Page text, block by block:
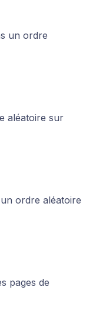
un ordre
aléatoire sur
ordre aléatoire
pages de